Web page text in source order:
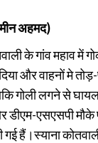
अहमद)
के गांव महाव
और वाहनों मे
गोली लगने से
एसएसपी मौके
हैं।स्याना